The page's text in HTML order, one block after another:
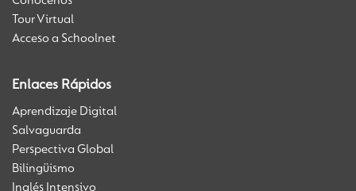
Tour Virtual
Acceso a Schoolnet
Enlaces Rápidos
Aprendizaje Digital
Salvaguarda
Perspectiva Global
Bilingüismo
Inglés Intensivo